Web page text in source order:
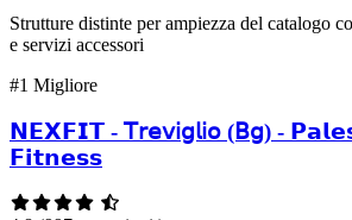
Strutture distinte per ampiezza del catalogo
e servizi accessori
#1 Migliore
𝗡𝗘𝗫𝗙𝗜𝗧 - 𝖳𝗋𝖾𝗏𝗂𝗀𝗅𝗂𝗈 (𝖡𝗀) -
𝗙𝗶𝘁𝗻𝗲𝘀𝘀